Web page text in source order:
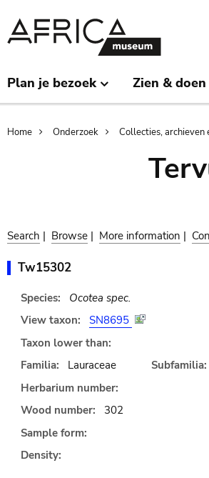
Plan je bezoek Zien & doen
Breadcrumb
Home Onderzoek Collecties, archieven
Search | Browse | More information |
Tw15302
Species:
Ocotea spec.
View taxon:
SN8695
Taxon lower than:
Familia:
Lauraceae
Subfamilia:
Herbarium number:
Wood number:
302
Sample form:
Density: